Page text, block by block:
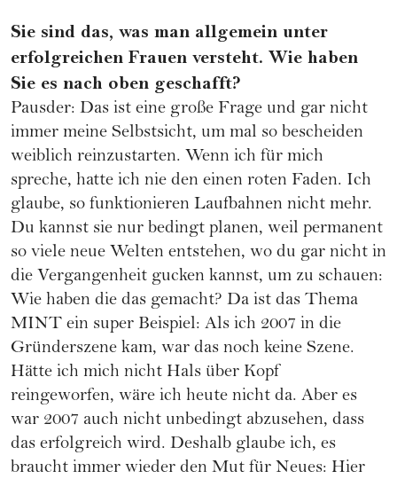
Sie sind das, was man allgemein unter
erfolgreichen Frauen versteht. Wie haben
Sie es nach oben geschafft?
Pausder: Das ist eine große Frage und gar nicht
immer meine Selbstsicht, um mal so bescheiden
weiblich reinzustarten. Wenn ich für mich
spreche, hatte ich nie den einen roten Faden. Ich
glaube, so funktionieren Laufbahnen nicht mehr.
Du kannst sie nur bedingt planen, weil permanent
so viele neue Welten entstehen, wo du gar nicht in
die Vergangenheit gucken kannst, um zu schauen:
Wie haben die das gemacht? Da ist das Thema
MINT ein super Beispiel: Als ich 2007 in die
Gründerszene kam, war das noch keine Szene.
Hätte ich mich nicht Hals über Kopf
reingeworfen, wäre ich heute nicht da. Aber es
war 2007 auch nicht unbedingt abzusehen, dass
das erfolgreich wird. Deshalb glaube ich, es
braucht immer wieder den Mut für Neues: Hier